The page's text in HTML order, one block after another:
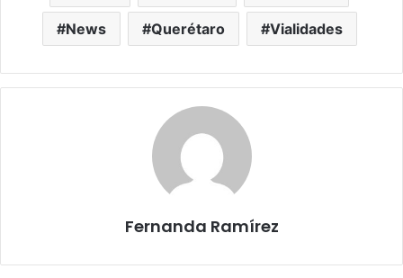
News Querétaro Vialidades
Fernanda Ramírez